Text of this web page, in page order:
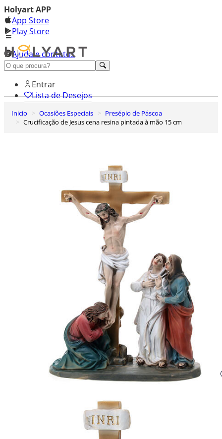
Holyart APP
App Store
Play Store
Ajuda e contatos
Conheça premium
Entrar
Lista de Desejos
0
Carrinho de Compras
Inicio Ocasiões Especiais
Presépio de Páscoa
Crucificação de Jesus cena resina pintada à mão 15 cm